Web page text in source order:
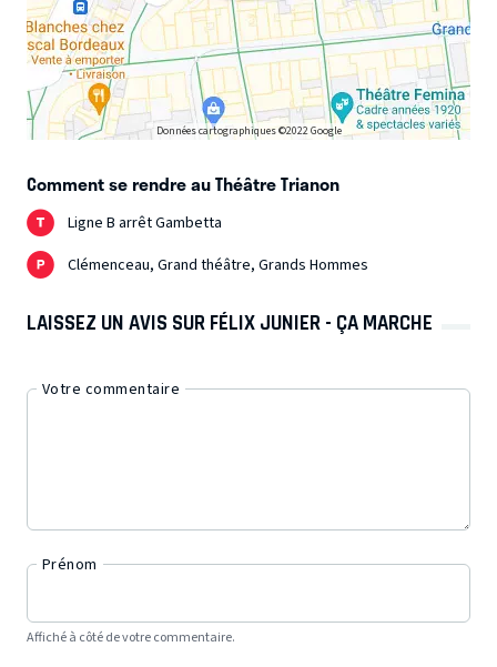
Données cartographiques ©2022 Google
Comment se rendre au Théâtre Trianon
Ligne B arrêt Gambetta
Clémenceau, Grand théâtre, Grands Hommes
LAISSEZ UN AVIS SUR FÉLIX JUNIER - ÇA MARCHE
Votre commentaire
Prénom
Affiché à côté de votre commentaire.